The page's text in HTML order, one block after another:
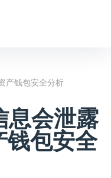
产钱包安全分析
息会泄露
钱包安全